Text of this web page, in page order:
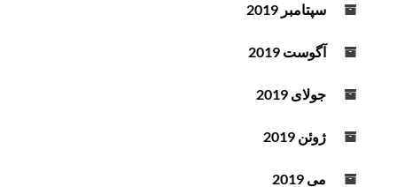
سپتامبر 2019
آگوست 2019
جولای 2019
ژوئن 2019
می 2019